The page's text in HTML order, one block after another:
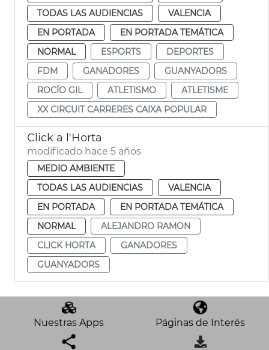
TODAS LAS AUDIENCIAS
VALENCIA
EN PORTADA
EN PORTADA TEMÁTICA
NORMAL
ESPORTS
DEPORTES
FDM
GANADORES
GUANYADORS
ROCÍO GIL
ATLETISMO
ATLETISME
XX CIRCUIT CARRERES CAIXA POPULAR
Click a l'Horta
modificado hace 5 años
MEDIO AMBIENTE
TODAS LAS AUDIENCIAS
VALENCIA
EN PORTADA
EN PORTADA TEMÁTICA
NORMAL
ALEJANDRO RAMON
CLICK HORTA
GANADORES
GUANYADORS
Nuestras Apps Páginas de Interés